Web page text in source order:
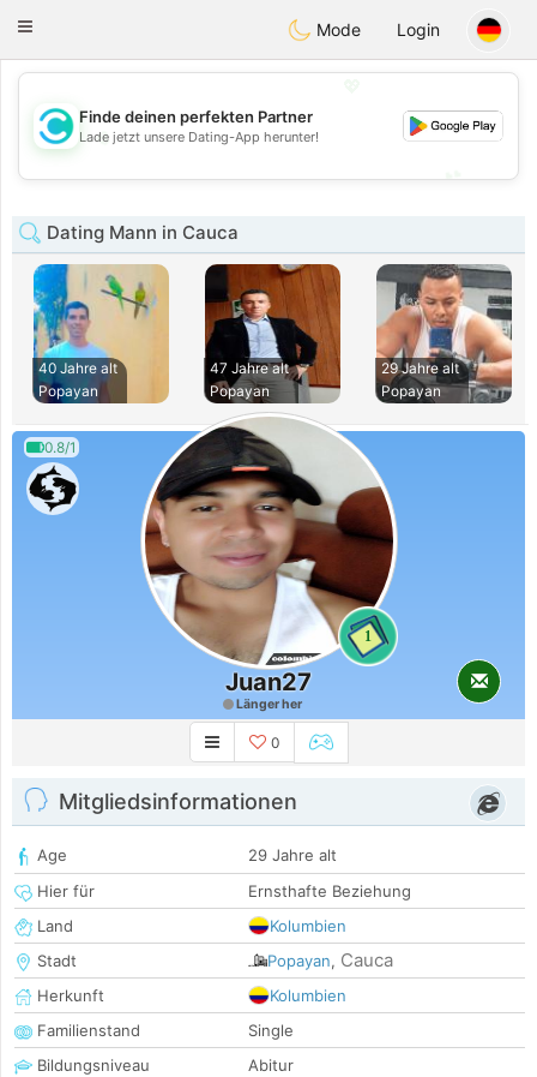
olombiaCitas
Toggle
Mode Login
💖
💕
Finde deinen perfekten Partner
Lade jetzt unsere Dating-App herunter!
Dating Mann in Cauca
40 Jahre alt
Popayan
47 Jahre alt
Popayan
29 Jahre alt
Popayan
0.8/1
1
Juan27
Länger her
0
Mitgliedsinformationen
Age
29 Jahre alt
Hier für
Ernsthafte Beziehung
Land
Kolumbien
Stadt
Popayan, Cauca
Herkunft
Kolumbien
Familienstand
Single
Bildungsniveau
Abitur